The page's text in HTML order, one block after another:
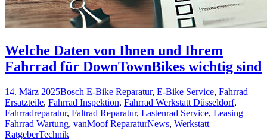
Welche Daten von Ihnen und Ihrem
Fahrrad für DownTownBikes wichtig sind
14. März 2025Bosch E-Bike Reparatur, E-Bike Service, Fahrrad
Ersatzteile, Fahrrad Inspektion, Fahrrad Werkstatt Düsseldorf,
Fahrradreparatur, Faltrad Reparatur, Lastenrad Service, Leasing
Fahrrad Wartung, vanMoof ReparaturNews, Werkstatt
RatgeberTechnik